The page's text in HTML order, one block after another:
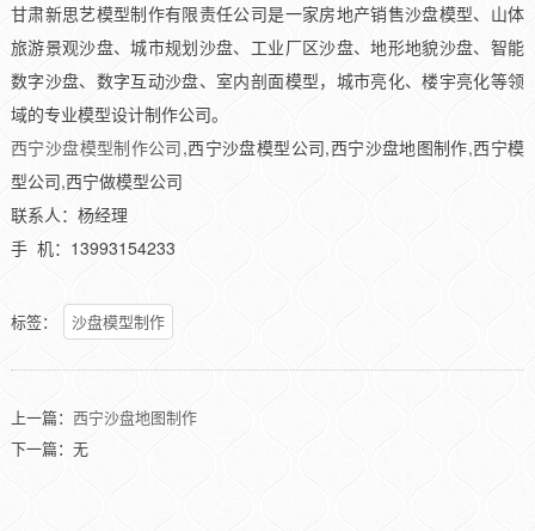
甘肃新思艺模型制作有限责任公司是一家房地产销售沙盘模型、山体
旅游景观沙盘、城市规划沙盘、工业厂区沙盘、地形地貌沙盘、智能
数字沙盘、数字互动沙盘、室内剖面模型，城市亮化、楼宇亮化等领
域的专业模型设计制作公司。
西宁沙盘模型制作公司,西宁沙盘模型公司,西宁沙盘地图制作,西宁模
型公司,西宁做模型公司
联系人：杨经理
手 机：13993154233
标签： 沙盘模型制作
上一篇： 西宁沙盘地图制作
下一篇：无